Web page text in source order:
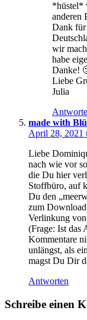
*hüstel*
anderen
Dank für
wir
habe
Danke!
Liebe
Julia
made with
April 28, 2021
Liebe
nach wie vor
die Du hier
Stoffbüro, auf
Du den
zum
Verlinkung von
(Frage: Ist das
Kommentare
unlängst, als
magst Du Dir
Antworten
Schreibe einen